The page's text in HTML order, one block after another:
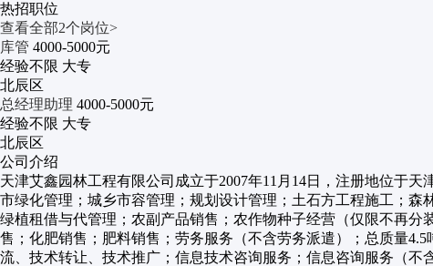
热招职位
查看全部2个岗位>
库管 4000-5000元
经验不限 大专
北辰区
总经理助理 4000-5000元
经验不限 大专
北辰区
公司介绍
天津艾鑫园林工程有限公司成立于2007年11月14日，注册地位于
市绿化管理；城乡市容管理；规划设计管理；土石方工程施工；
绿植租借与代管理；农副产品销售；农作物种子经营（仅限不再
售；化肥销售；肥料销售；劳务服务（不含劳务派遣）；总质量
流、技术转让、技术推广；信息技术咨询服务；信息咨询服务（